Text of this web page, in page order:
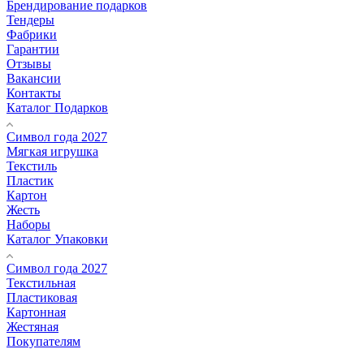
Брендирование подарков
Тендеры
Фабрики
Гарантии
Отзывы
Вакансии
Контакты
Каталог Подарков
Символ года 2027
Мягкая игрушка
Текстиль
Пластик
Картон
Жесть
Наборы
Каталог Упаковки
Символ года 2027
Текстильная
Пластиковая
Картонная
Жестяная
Покупателям